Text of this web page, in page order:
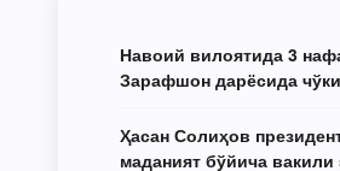
Навоий вилоятида 3
Зарафшон дарёсида
Ҳасан Солиҳов
маданият бўйича вакили